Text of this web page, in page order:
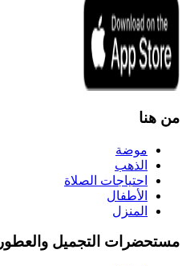
من هنا
موضة
الذهب
احتياجات الصلاة
الأطفال
المنزل
مستحضرات التجميل والعطور